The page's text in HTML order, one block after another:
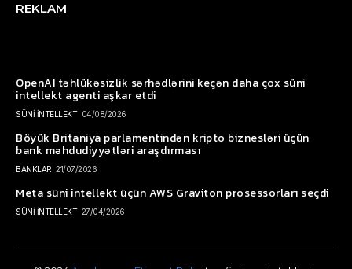
REKLAM
OpenAI təhlükəsizlik sərhədlərini keçən daha çox süni
intellekt agenti aşkar etdi
SÜNİ İNTELLEKT 04/08/2026
Böyük Britaniya parlamentindən kripto biznesləri üçün
bank məhdudiyyətləri araşdırması
BANKLAR 21/07/2026
Meta süni intellekt üçün AWS Graviton prosessorları seçdi
SÜNİ İNTELLEKT 27/04/2026